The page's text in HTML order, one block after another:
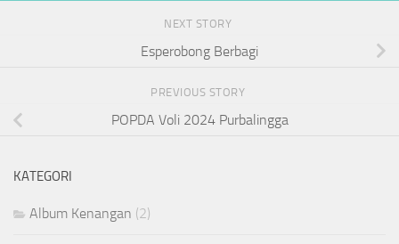
NEXT STORY
Esperobong Berbagi
PREVIOUS STORY
POPDA Voli 2024 Purbalingga
KATEGORI
Album Kenangan (2)